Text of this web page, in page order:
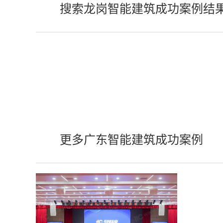
搜索龙岗智能建筑成功案例结
更多广东智能建筑成功案例